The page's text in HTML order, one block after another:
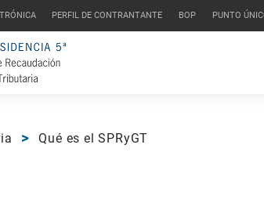
PERFIL DE CONTRANTANTE BOP PUNTO
Qué es el SPRyGT